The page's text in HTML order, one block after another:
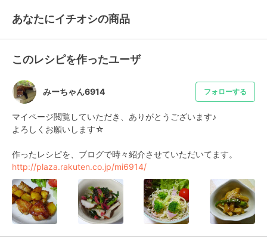
あなたにイチオシの商品
このレシピを作ったユーザ
みーちゃん6914 フォローする
マイページ閲覧していただき、ありがとうございます♪
よろしくお願いします☆
http://plaza.rakuten.co.jp/mi6914/